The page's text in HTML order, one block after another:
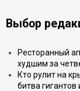
Выбор
Ресторанный
худшим за
Кто рулит на
битва